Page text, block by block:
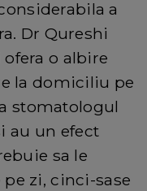
a
Dr Qureshi
o albire
la domiciliu pe
stomatologul
au un efect
sa le
zi, cinci-sase